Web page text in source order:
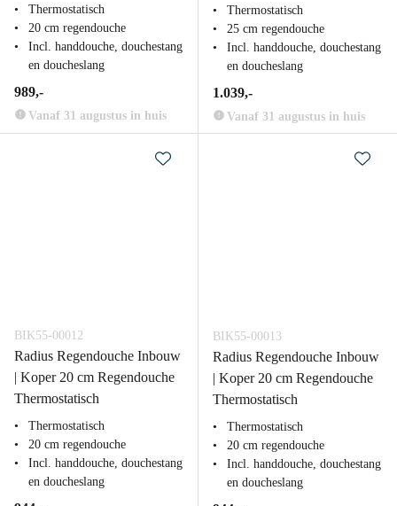
Thermostatisch
20 cm regendouche
Incl. handdouche, douchestang
en doucheslang
989,-
Vanaf 31 augustus in huis
Thermostatisch
25 cm regendouche
Incl. handdouche, douchestang
en doucheslang
1.039,-
Vanaf 31 augustus in huis
BIK55-00012
Radius Regendouche Inbouw
| Koper 20 cm Regendouche
Thermostatisch
Thermostatisch
20 cm regendouche
Incl. handdouche, douchestang
en doucheslang
BIK55-00013
Radius Regendouche Inbouw
| Koper 20 cm Regendouche
Thermostatisch
Thermostatisch
20 cm regendouche
Incl. handdouche, douchestang
en doucheslang